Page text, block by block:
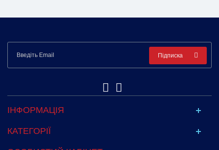
Підписка
ІНФОРМАЦІЯ
КАТЕГОРІЇ